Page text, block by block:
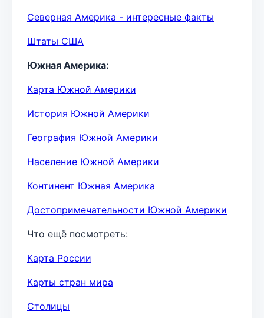
Северная Америка - интересные факты
Штаты США
Южная Америка:
Карта Южной Америки
История Южной Америки
География Южной Америки
Население Южной Америки
Континент Южная Америка
Достопримечательности Южной Америки
Что ещё посмотреть:
Карта России
Карты стран мира
Столицы